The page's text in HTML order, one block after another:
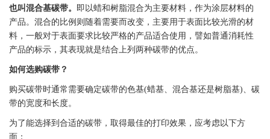
也叫混合基碳带。 即以蜡和树脂混合为主要材料，作为涂层材料的
产品。混合的比例则随着需要而改变，主要用于表面比较光滑的材
料，一般对于表面要求比较严格的产品适合使用，譬如普通消耗性
产品的标示，其表现就是结合上列两种碳带的优点。
如何选购碳带 ？
购买碳带时通常需要确定碳带的色基(蜡基、混合基还是树脂基)、 碳
带的宽度和长度。
为了能选择到合适的碳带 ，取得最佳的打印效果，应考虑以下方
面：